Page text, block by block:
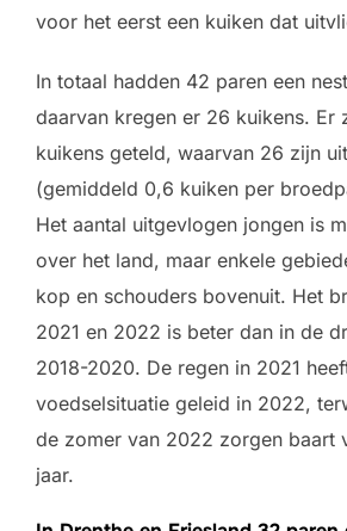
voor het eerst een kuiken dat
In totaal hadden 42 paren een
daarvan kregen er 26 kuikens. Er
kuikens geteld, waarvan 26 zijn
(gemiddeld 0,6 kuiken per
Het aantal uitgevlogen jongen is
over het land, maar enkele
kop en schouders bovenuit. Het
2021 en 2022 is beter dan in de
2018-2020. De regen in 2021
voedselsituatie geleid in 2022,
de zomer van 2022 zorgen baart
jaar.